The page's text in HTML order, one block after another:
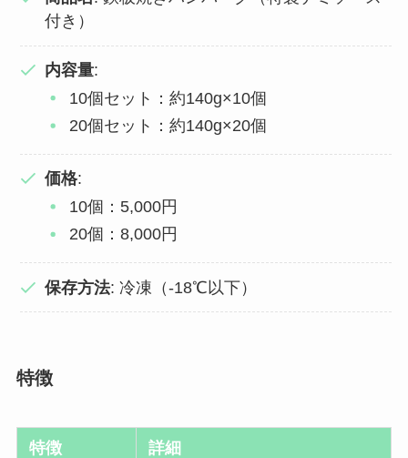
付き）
内容量:
10個セット：約140g×10個
20個セット：約140g×20個
価格:
10個：5,000円
20個：8,000円
保存方法: 冷凍（-18℃以下）
特徴
特徴 詳細